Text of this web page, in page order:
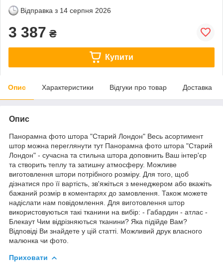
Відправка з 14 серпня 2026
3 387 ₴
Купити
Опис Характеристики Відгуки про товар Доставка
Опис
Панорамна фото штора "Старий Лондон" Весь асортимент
штор можна переглянути тут Панорамна фото штора "Старий
Лондон" - сучасна та стильна штора доповнить Ваш інтер'єр
та створить теплу та затишну атмосферу. Можливе
виготовлення штори потрібного розміру. Для того, щоб
дізнатися про її вартість, зв'яжіться з менеджером або вкажіть
бажаний розмір в коментарях до замовлення. Також можете
надіслати нам повідомлення. Для виготовлення штор
використовуються такі тканини на вибір: - Габардин - атлас -
Блекаут Чим відрізняються тканини? Яка підійде Вам?
Відповіді Ви знайдете у цій статті. Можливий друк власного
малюнка чи фото.
Приховати